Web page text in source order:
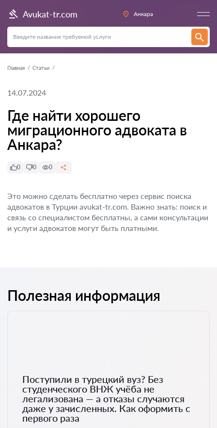
Avukat-tr.com Анкара
Главная Статьи
14.07.2024
Где найти хорошего
миграционного адвоката в
Анкара?
0 0 0
Это можно сделать бесплатно через сервис поиска
адвокатов в Турции avukat-tr.com. Важно знать: поиск и
связь со специалистом бесплатны, а сами консультации
и услуги адвокатов могут быть платными.
Полезная информация
Поступили в турецкий вуз? Без
студенческого ВНЖ учёба не
легализована — а отказы случаются
даже у зачисленных. Как оформить с
первого раза